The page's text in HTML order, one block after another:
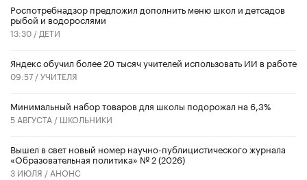
Роспотребнадзор предложил дополнить меню школ и детсадов
рыбой и водорослями
13:30 / ДЕТИ
​Яндекс обучил более 20 тысяч учителей использовать ИИ в работе
09:57 /УЧИТЕЛЯ
Минимальный набор товаров для школы подорожал на 6,3%
5 АВГУСТА / ШКОЛЬНИКИ
Вышел в свет новый номер научно-публицистического журнала
«Образовательная политика» № 2 (2026)
3 ИЮЛЯ / АНОНС